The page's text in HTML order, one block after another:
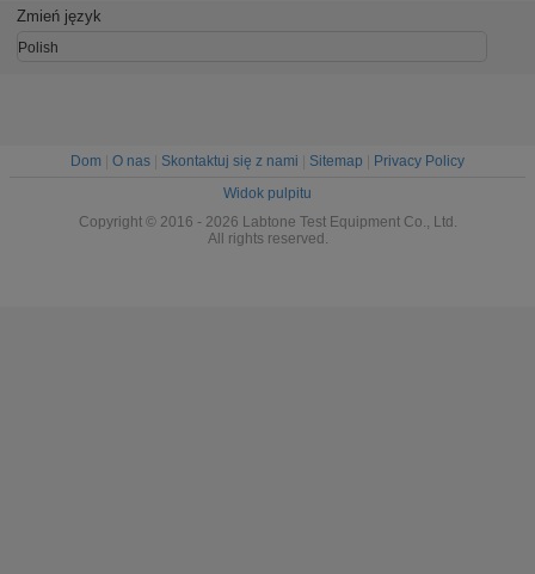
min, wysokość
guza 450 mm
Zmień język
Polish
Dom O nas Skontaktuj się z nami Sitemap
Privacy Policy
Widok pulpitu
Copyright © 2016 - 2026 Labtone Test Equipment Co., Ltd.
All rights reserved.